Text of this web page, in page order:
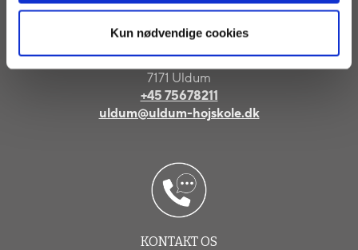
Kun nødvendige cookies
Uldum Højskole
Højskolebakken 11
7171 Uldum
+45 75678211
uldum@uldum-hojskole.dk
KONTAKT OS